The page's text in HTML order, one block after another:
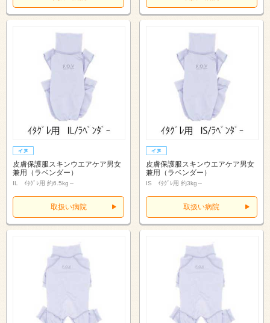
皮膚保護服スキンウエアケア男女
兼用（ラベンダー）
IL ｲﾀｸﾞﾚ用 約6.5kg～
取扱い病院
皮膚保護服スキンウエアケア男女
兼用（ラベンダー）
IS ｲﾀｸﾞﾚ用 約3kg～
取扱い病院